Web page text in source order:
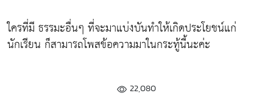
ใครที่มี ธรรมะอื่นๆ ที่จะมาแบ่งบันทำให้เกิดประโยชน์แก่
นักเรียน ก็สามารถโพสข้อความมาในกระทู้นี้นะค่ะ
22,080